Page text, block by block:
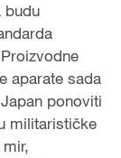
budu
aparate sada
ponoviti
militarističke